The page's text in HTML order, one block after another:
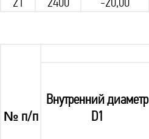
№ п/п
Внутренний диаметр
D1